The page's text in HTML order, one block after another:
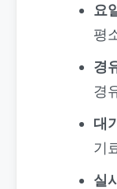
요
평
경
경
대
기
실